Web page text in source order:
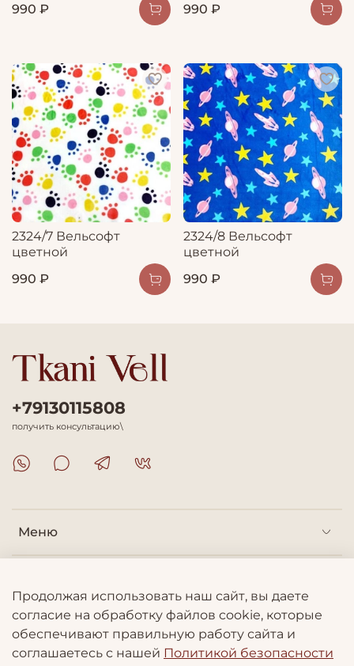
990 ₽
990 ₽
2324/7 Вельсофт
цветной
990 ₽
2324/8 Вельсофт
цветной
990 ₽
Меню
Информация
+79130115808
получить консультацию\
Продолжая использовать наш сайт, вы даете
согласие на обработку файлов cookie, которые
обеспечивают правильную работу сайта и
соглашаетесь с нашей Политикой безопасности